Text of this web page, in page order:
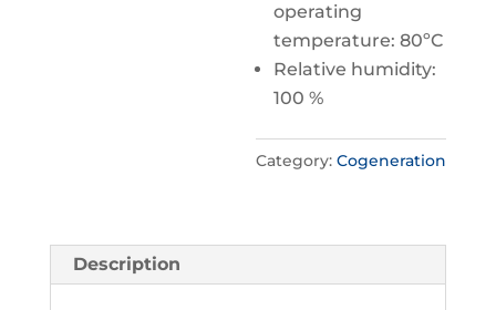
operating
temperature: 80ºC
Relative humidity:
100 %
Category:Cogeneration
Description